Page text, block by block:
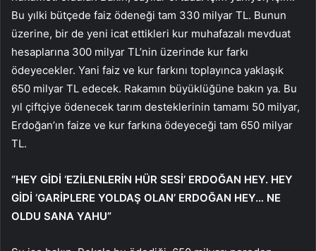
Bu yılki bütçede faiz ödeneği tam 330 milyar TL. Bunun
üzerine, bir de yeni icat ettikleri kur muhafazalı mevduat
hesaplarına 300 milyar TL’nin üzerinde kur farkı
ödeyecekler. Yani faiz ve kur farkını toplayınca yaklaşık
650 milyar TL edecek. Rakamın büyüklüğüne bakın ya. Bu
yıl çiftçiye ödenecek tarım desteklerinin tamamı 50 milyar,
Erdoğan’ın faize ve kur farkına ödeyeceği tam 650 milyar
TL.
“HEY GİDİ ‘EZİLENLERİN HÜR SESİ’ ERDOĞAN HEY. HEY
GİDİ ‘GARİPLERE YOLDAŞ OLAN’ ERDOĞAN HEY… NE
OLDU SANA YAHU”